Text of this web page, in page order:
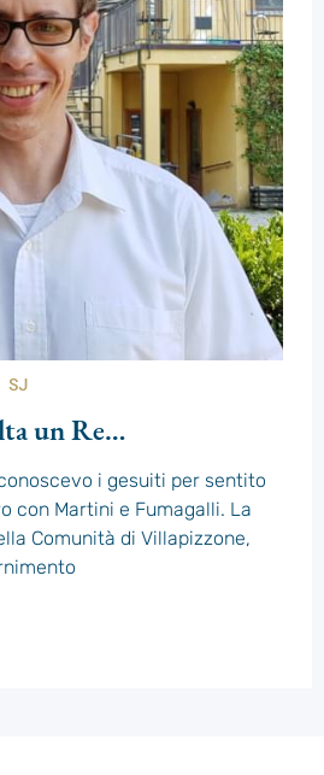
SJ
un Re…
i gesuiti per sentito
con Martini e Fumagalli. La
Comunità di Villapizzone,